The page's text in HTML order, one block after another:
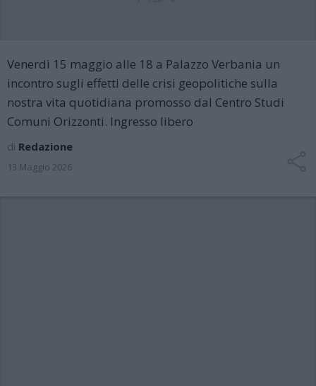
Venerdì 15 maggio alle 18 a Palazzo Verbania un
incontro sugli effetti delle crisi geopolitiche sulla
nostra vita quotidiana promosso dal Centro Studi
Comuni Orizzonti. Ingresso libero
di Redazione
13 Maggio 2026